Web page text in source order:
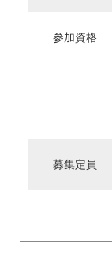
参加資格
募集定員